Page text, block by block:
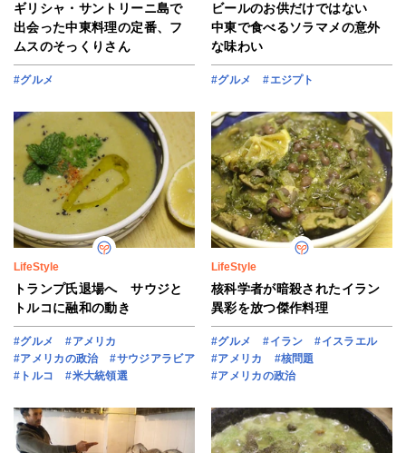
ギリシャ・サントリーニ島で
出会った中東料理の定番、フ
ムスのそっくりさん
#グルメ
ビールのお供だけではない
中東で食べるソラマメの意外
な味わい
#グルメ #エジプト
LifeStyle
トランプ氏退場へ サウジと
トルコに融和の動き
#グルメ
#アメリカ
#アメリカの政治
#サウジアラビア
#トルコ
#米大統領選
LifeStyle
核科学者が暗殺されたイラン
異彩を放つ傑作料理
#グルメ #イラン
#イスラエル
#アメリカ
#核問題
#アメリカの政治